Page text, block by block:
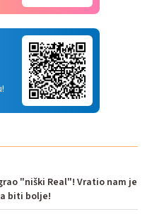
"niški Real"! Vratio nam je
biti bolje!